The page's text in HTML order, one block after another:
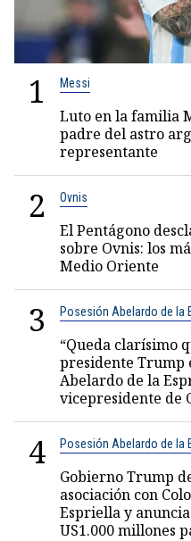
1 Messi
Luto en la familia
padre del astro
representante
2 Ovnis
El Pentágono
sobre Ovnis: los
Medio Oriente
3 Posesión Abelardo de la
“Queda clarísimo
presidente Trump
Abelardo de la
vicepresidente de
4 Posesión Abelardo de la
Gobierno Trump
asociación con
Espriella y
US1.000 millones